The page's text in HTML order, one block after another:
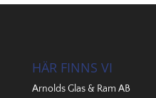
HÄR FINNS VI
Arnolds Glas & Ram AB